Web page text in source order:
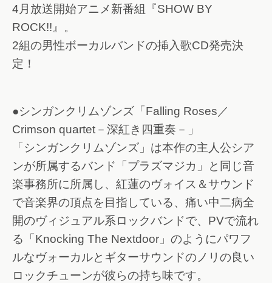
4月放送開始アニメ新番組『SHOW BY
ROCK!!』。
2組の男性ボーカルバンドの挿入歌CD発売決
定！
●シンガンクリムゾンズ「Falling Roses／
Crimson quartet－深紅き四重奏－」
「シンガンクリムゾンズ」は本作の主人公シア
ンが所属するバンド「プラズマジカ」と同じ音
楽事務所に所属し、紅蓮のヴォイス＆サウンド
で音楽界の頂点を目指している、痛い中二病全
開のヴィジュアル系ロックバンドで、PVで流れ
る「Knocking The Nextdoor」のようにパワフ
ルなヴォーカルとギターサウンドのノリの良い
ロックチューンが彼らの持ち味です。